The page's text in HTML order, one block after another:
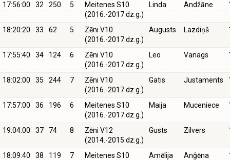
17:56:00 32 250 5
Meitenes S10
(2016.-2017.dz.g.)
Linda Andžāne
18:20:20 33 62 5
Zēni V10
(2016.-2017.dz.g.)
Augusts Lazdiņš
17:55:40 34 124 6
Zēni V10
(2016.-2017.dz.g.)
Leo Vanags
18:02:00 35 244 7
Zēni V10
(2016.-2017.dz.g.)
Gatis Justaments
17:57:00 36 196 6
Meitenes S10
(2016.-2017.dz.g.)
Maija Muceniece
19:04:00 37 74 8
Zēni V12
(2014.-2015.dz.g.)
Gusts Zilvers
18:09:40 38 119 7
Meitenes S10
Amēlija Anģēna